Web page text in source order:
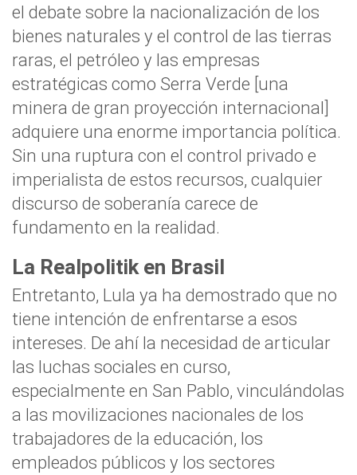
el debate sobre la nacionalización de los
bienes naturales y el control de las tierras
raras, el petróleo y las empresas
estratégicas como Serra Verde [una
minera de gran proyección internacional]
adquiere una enorme importancia política.
Sin una ruptura con el control privado e
imperialista de estos recursos, cualquier
discurso de soberanía carece de
fundamento en la realidad.
La Realpolitik en Brasil
Entretanto, Lula ya ha demostrado que no
tiene intención de enfrentarse a esos
intereses. De ahí la necesidad de articular
las luchas sociales en curso,
especialmente en San Pablo, vinculándolas
a las movilizaciones nacionales de los
trabajadores de la educación, los
empleados públicos y los sectores